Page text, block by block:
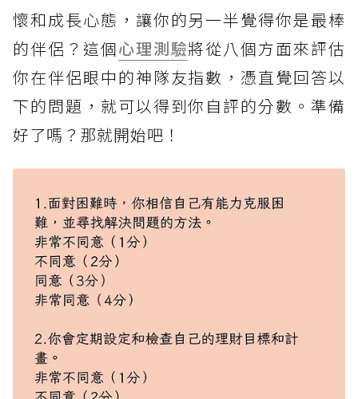
懷和成長心態，讓你的另一半覺得你是最棒
的伴侶？這個心理測驗將從八個方面來評估
你在伴侶眼中的神隊友指數，憑直覺回答以
下的問題，就可以得到你自評的分數。準備
好了嗎？那就開始吧！